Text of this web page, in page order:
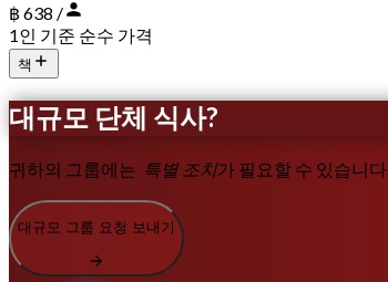
฿ 638 /
1인 기준 순수 가격
책
대규모 단체 식사?
귀하의 그룹에는 특별 조치가 필요할 수 있습니다.
대규모 그룹 요청 보내기